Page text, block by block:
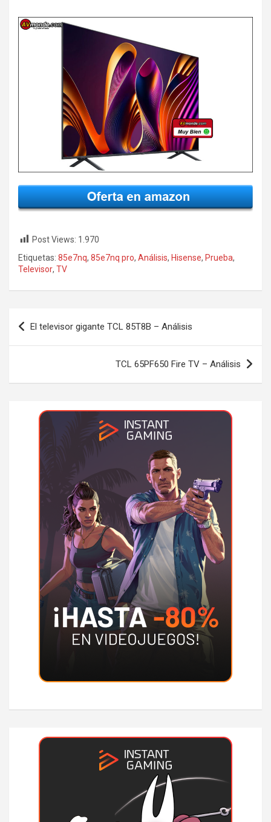
Post Views: 1.970
Etiquetas: 85e7nq, 85e7nq pro, Análisis, Hisense, Prueba,
Televisor, TV
Navegación
de
El televisor gigante TCL 85T8B – Análisis
TCL 65PF650 Fire TV – Análisis